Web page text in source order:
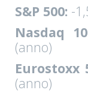
S&P 500: -
Nasdaq
(anno)
Eurostoxx
(anno)